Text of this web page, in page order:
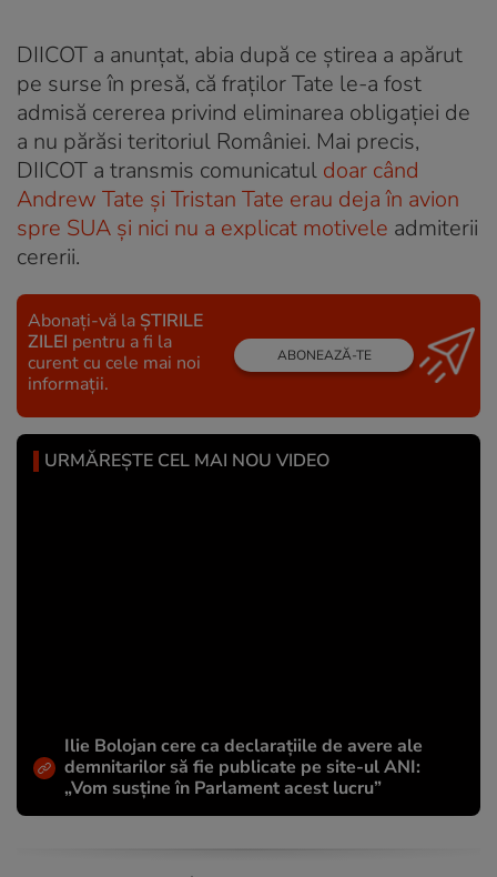
DIICOT a anunțat, abia după ce știrea a apărut
pe surse în presă, că fraților Tate le-a fost
admisă cererea privind eliminarea obligației de
a nu părăsi teritoriul României. Mai precis,
DIICOT a transmis comunicatul doar când
Andrew Tate și Tristan Tate erau deja în avion
spre SUA și nici nu a explicat motivele admiterii
cererii.
Abonați-vă la ȘTIRILE
ZILEI pentru a fi la
curent cu cele mai noi
informații.
ABONEAZĂ-TE
URMĂREȘTE CEL MAI NOU VIDEO
Ilie Bolojan cere ca declarațiile de avere ale
demnitarilor să fie publicate pe site-ul ANI:
„Vom susține în Parlament acest lucru”